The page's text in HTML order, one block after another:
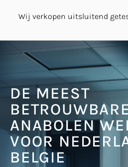
Wij verkopen uitsluitend
DE MEEST
BETROUWBARE
ANABOLEN
VOOR
BELGIE